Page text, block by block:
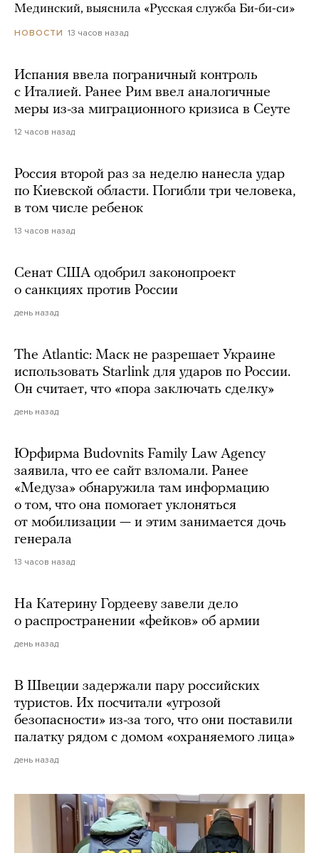
Мединский, выяснила «Русская служба Би-би-си»
НОВОСТИ 13 часов назад
Испания ввела пограничный контроль
с Италией. Ранее Рим ввел аналогичные
меры из-за миграционного кризиса в Сеуте
12 часов назад
Россия второй раз за неделю нанесла удар
по Киевской области. Погибли три человека,
в том числе ребенок
13 часов назад
Сенат США одобрил законопроект
о санкциях против России
день назад
The Atlantic: Маск не разрешает Украине
использовать Starlink для ударов по России.
Он считает, что «пора заключать сделку»
день назад
Юрфирма Budovnits Family Law Agency
заявила, что ее сайт взломали. Ранее
«Медуза» обнаружила там информацию
о том, что она помогает уклоняться
от мобилизации — и этим занимается дочь
генерала
13 часов назад
На Катерину Гордееву завели дело
о распространении «фейков» об армии
день назад
В Швеции задержали пару российских
туристов. Их посчитали «угрозой
безопасности» из-за того, что они поставили
палатку рядом с домом «охраняемого лица»
день назад